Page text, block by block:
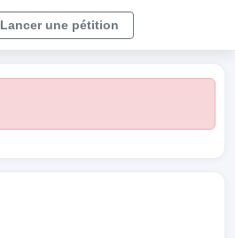
Lancer une pétition